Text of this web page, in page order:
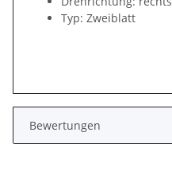
Typ: Zweiblatt
Bewertungen